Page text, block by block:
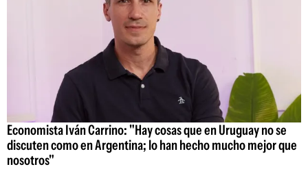
Economista Iván Carrino: "Hay cosas que en Uruguay no se
discuten como en Argentina; lo han hecho mucho mejor que
nosotros"